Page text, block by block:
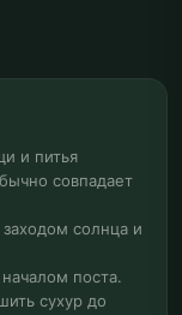
и питья
совпадает
солнца и
поста.
сухур до